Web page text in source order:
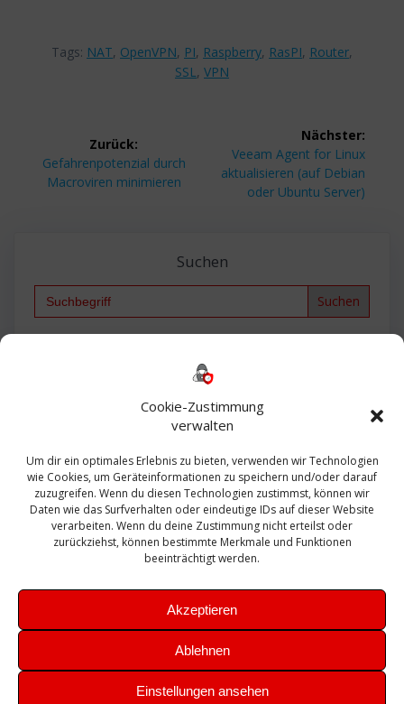
Cookie-Zustimmung
verwalten
Um dir ein optimales Erlebnis zu bieten, verwenden wir Technologien
wie Cookies, um Geräteinformationen zu speichern und/oder darauf
zuzugreifen. Wenn du diesen Technologien zustimmst, können wir
Daten wie das Surfverhalten oder eindeutige IDs auf dieser Website
verarbeiten. Wenn du deine Zustimmung nicht erteilst oder
zurückziehst, können bestimmte Merkmale und Funktionen
beeinträchtigt werden.
Akzeptieren
Ablehnen
Einstellungen ansehen
Tags: NAT, OpenVPN, PI, Raspberry, RasPI, Router,
SSL, VPN
Zurück:
Vorheriger
Beitrag:
Gefahrenpotenzial durch
Macroviren minimieren
Nächster:
Nächster
Beitrag:
Veeam Agent for Linux
aktualisieren (auf Debian
oder Ubuntu Server)
Suchen
Search
Bautagebuch
Exchange firewall Fritzbox
Microsoft
Sanierung SBS Security Server Sicherheit
Sicherung SIEM Sophos SSL Ubuntu
Update Upgrade UTM VCenter VCSA Veeam
VMWare VPN WAZUH Windows
Zertifikat
Theme